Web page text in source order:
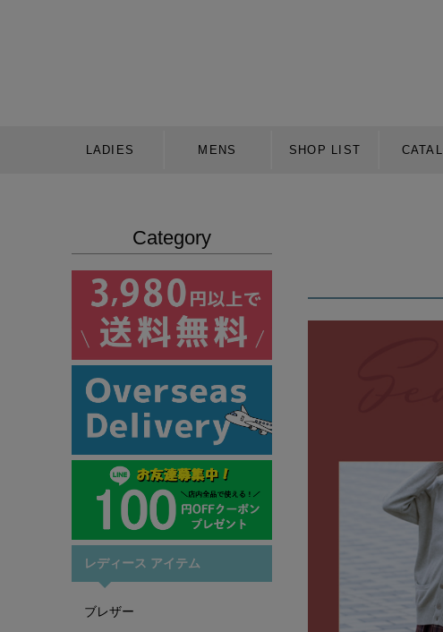
LADIES MENS SHOP LIST
Category
レディース アイテム
ブレザー